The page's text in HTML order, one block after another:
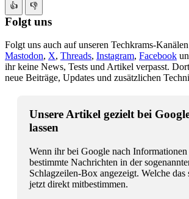
👍 👎
Folgt uns
Folgt uns auch auf unseren Techkrams-
Mastodon, X, Threads, Instagram, Facebook
ihr keine News, Tests und Artikel verpasst.
neue Beiträge, Updates und zusätzlichen
Unsere Artikel gezielt bei
lassen
Wenn ihr bei Google nach Informationen
bestimmte Nachrichten in der
Schlagzeilen-Box angezeigt. Welche
jetzt direkt mitbestimmen.